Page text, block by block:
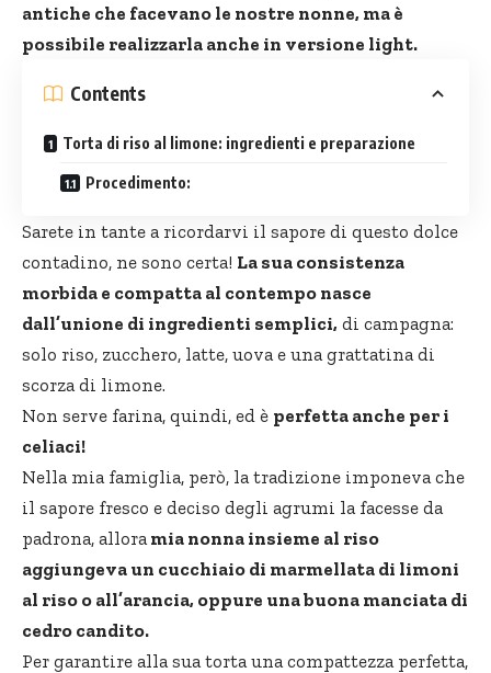
antiche che facevano le nostre nonne, ma è
possibile realizzarla anche in versione light.
Contents
Torta di riso al limone: ingredienti e preparazione
Procedimento:
Sarete in tante a ricordarvi il sapore di questo dolce
contadino, ne sono certa! La sua consistenza
morbida e compatta al contempo nasce
dall’unione di ingredienti semplici, di campagna:
solo riso, zucchero, latte, uova e una grattatina di
scorza di limone.
Non serve farina, quindi, ed è perfetta anche per i
celiaci!
Nella mia famiglia, però, la tradizione imponeva che
il sapore fresco e deciso degli agrumi la facesse da
padrona, allora mia nonna insieme al riso
aggiungeva un cucchiaio di marmellata di limoni
al riso o all’arancia, oppure una buona manciata di
cedro candito.
Per garantire alla sua torta una compattezza perfetta,